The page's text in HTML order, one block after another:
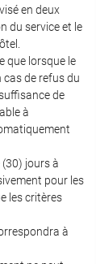
en deux
du service et le
que lorsque le
cas de refus du
de
à
jours à
pour les
les critères
à